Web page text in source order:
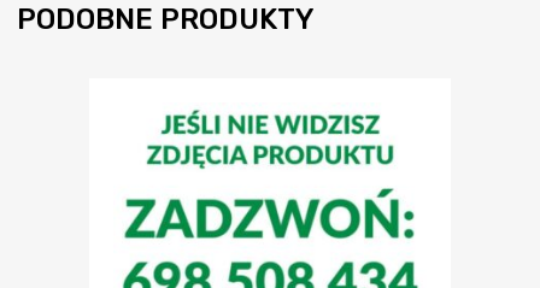
PODOBNE PRODUKTY